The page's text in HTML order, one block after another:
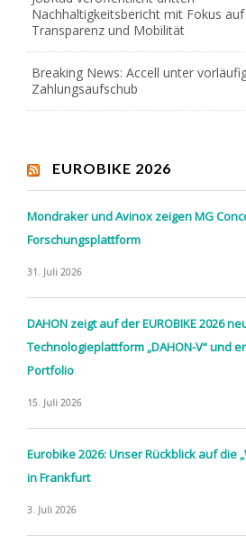
Nachhaltigkeitsbericht mit Fokus auf
Transparenz und Mobilität
Breaking News: Accell unter
Zahlungsaufschub
EUROBIKE 2026
Mondraker und Avinox zeigen MG
Forschungsplattform
31. Juli 2026
DAHON zeigt auf der EUROBIKE 2026
Technologieplattform „DAHON-V“ und
Portfolio
15. Juli 2026
Eurobike 2026: Unser Rückblick auf die
in Frankfurt
3. Juli 2026